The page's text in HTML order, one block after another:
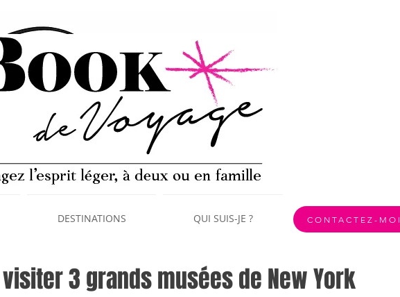
DESTINATIONS QUI SUIS-JE ? CONTACTEZ-MOI
visiter 3 grands musées de New York